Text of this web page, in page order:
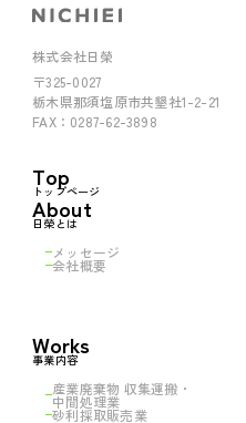
株式会社日榮
〒325-0027
栃木県那須塩原市共墾社1-2-21
FAX：0287-62-3898
Top
トップページ
About
日榮とは
メッセージ
会社概要
Works
事業内容
産業廃棄物 収集運搬・
中間処理業
砂利採取販売業